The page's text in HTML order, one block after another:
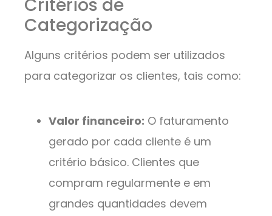
Critérios de
Categorização
Alguns critérios podem ser utilizados
para categorizar os clientes, tais como:
Valor financeiro: O faturamento
gerado por cada cliente é um
critério básico. Clientes que
compram regularmente e em
grandes quantidades devem